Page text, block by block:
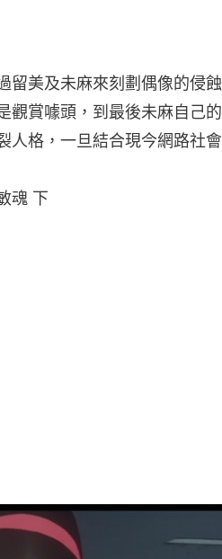
留美及未麻來刻劃偶像的侵蝕
觀賞噱頭，到最後未麻自己的
格，一旦結合現今網路社會
魂 下